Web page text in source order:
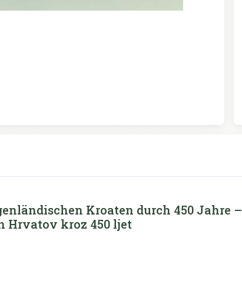
Kroaten durch 450 Jahre –
Hrvatov kroz 450 ljet